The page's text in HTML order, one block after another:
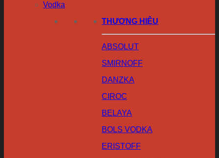
Vodka
THƯƠNG HIỆU
ABSOLUT
SMIRNOFF
DANZKA
CIROC
BELAYA
BOLS VODKA
ERISTOFF